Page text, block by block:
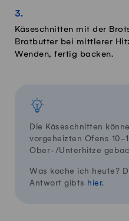
Käseschnitten mit der
Bratbutter bei mittlerer
Wenden, fertig backen.
Die Käseschnitten
vorgeheizten Ofens 10-
Ober-/Unterhitze
Was koche ich heute?
Antwort gibts hier.